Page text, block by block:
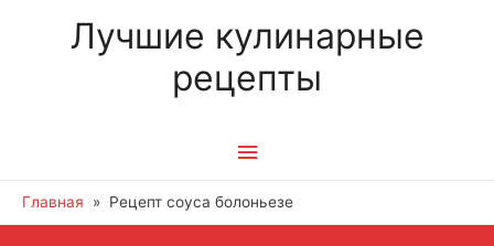
Лучшие кулинарные
рецепты
Главное
меню
Главная Рецепт соуса болоньезе